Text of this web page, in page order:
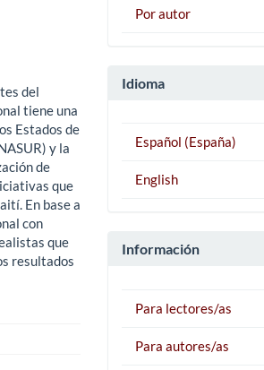
del
tiene una
Estados de
y la
de
que
En base a
con
que
resultados
Por autor
Idioma
Español (España)
English
Información
Para lectores/as
Para autores/as